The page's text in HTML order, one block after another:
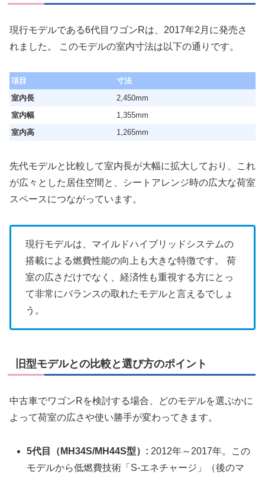
現行モデルである6代目ワゴンRは、2017年2月に発売さ
れました。 このモデルの室内寸法は以下の通りです。
項目
寸法
室内長
2,450mm
室内幅
1,355mm
室内高
1,265mm
先代モデルと比較して室内長が大幅に拡大しており、これ
が広々とした居住空間と、シートアレンジ時の広大な荷室
スペースにつながっています。
現行モデルは、マイルドハイブリッドシステムの
搭載による燃費性能の向上も大きな特徴です。 荷
室の広さだけでなく、経済性も重視する方にとっ
て非常にバランスの取れたモデルと言えるでしょ
う。
旧型モデルとの比較と選び方のポイント
中古車でワゴンRを検討する場合、どのモデルを選ぶかに
よって荷室の広さや使い勝手が変わってきます。
5代目（MH34S/MH44S型）: 2012年～2017年。この
モデルから低燃費技術「S-エネチャージ」（後のマ